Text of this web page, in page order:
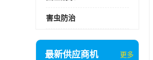
害虫防治
最新供应商机 更多